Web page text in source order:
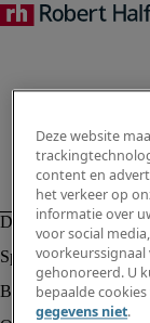
Deze website
content en
het verkeer op
informatie over
voor social
gehonoreerd. U
bepaalde
gegevens niet.